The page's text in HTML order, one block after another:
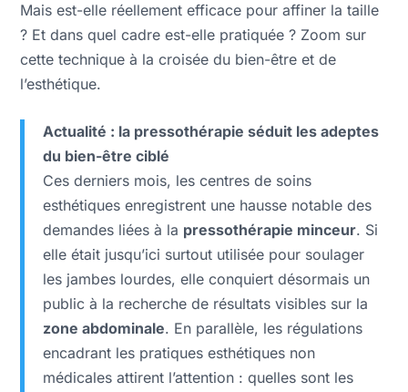
Mais est-elle réellement efficace pour affiner la taille
? Et dans quel cadre est-elle pratiquée ? Zoom sur
cette technique à la croisée du bien-être et de
l’esthétique.
Actualité : la pressothérapie séduit les adeptes
du bien-être ciblé
Ces derniers mois, les centres de soins
esthétiques enregistrent une hausse notable des
demandes liées à la pressothérapie minceur. Si
elle était jusqu’ici surtout utilisée pour soulager
les jambes lourdes, elle conquiert désormais un
public à la recherche de résultats visibles sur la
zone abdominale. En parallèle, les régulations
encadrant les pratiques esthétiques non
médicales attirent l’attention : quelles sont les